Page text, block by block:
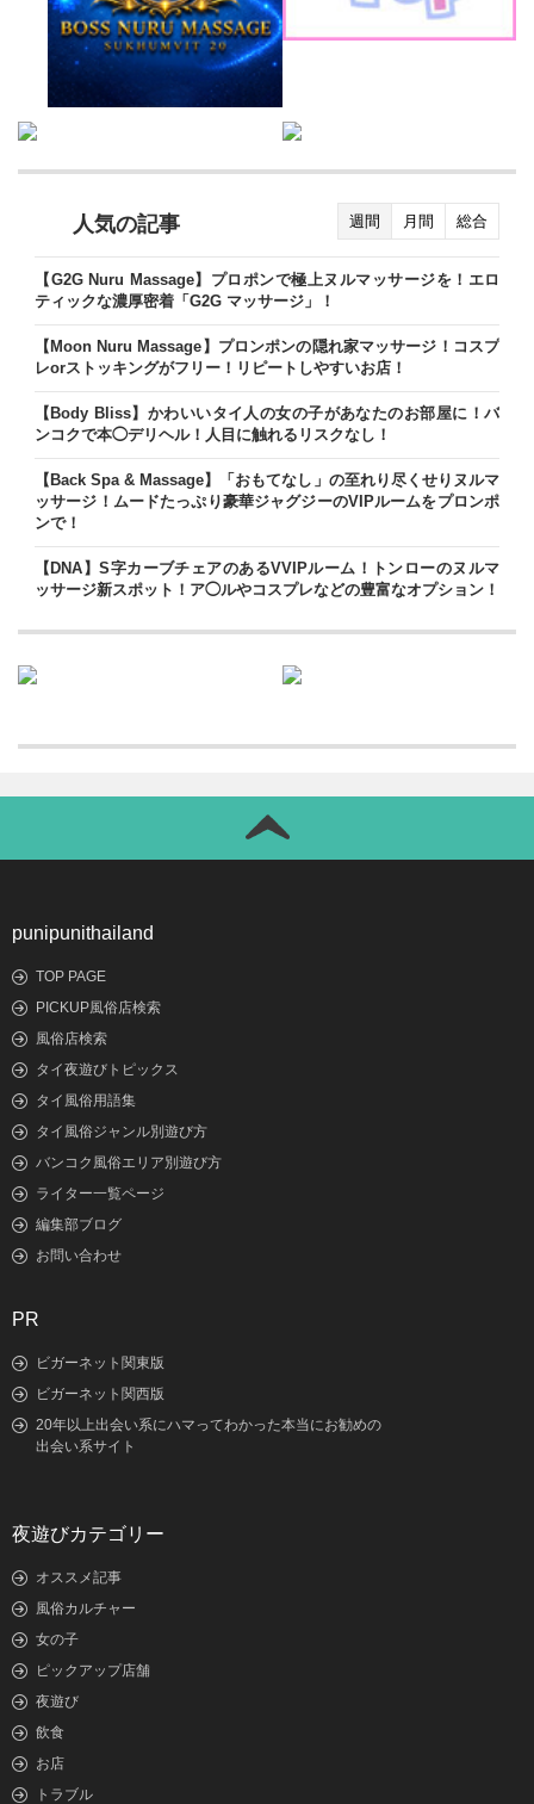
人気の記事 週間 月間 総合
【G2G Nuru Massage】プロポンで極上ヌルマッサージを！エロ
ティックな濃厚密着「G2G マッサージ」！
【Moon Nuru Massage】プロンポンの隠れ家マッサージ！コスプ
レorストッキングがフリー！リピートしやすいお店！
【Body Bliss】かわいいタイ人の女の子があなたのお部屋に！バ
ンコクで本◯デリヘル！人目に触れるリスクなし！
【Back Spa & Massage】「おもてなし」の至れり尽くせりヌルマ
ッサージ！ムードたっぷり豪華ジャグジーのVIPルームをプロンポ
ンで！
【DNA】S字カーブチェアのあるVVIPルーム！トンローのヌルマ
ッサージ新スポット！ア◯ルやコスプレなどの豊富なオプション！
punipunithailand
TOP PAGE
PICKUP風俗店検索
風俗店検索
タイ夜遊びトピックス
タイ風俗用語集
タイ風俗ジャンル別遊び方
バンコク風俗エリア別遊び方
ライター一覧ページ
編集部ブログ
お問い合わせ
PR
ビガーネット関東版
ビガーネット関西版
20年以上出会い系にハマってわかった本当にお勧めの
出会い系サイト
夜遊びカテゴリー
オススメ記事
風俗カルチャー
女の子
ピックアップ店舗
夜遊び
飲食
お店
トラブル